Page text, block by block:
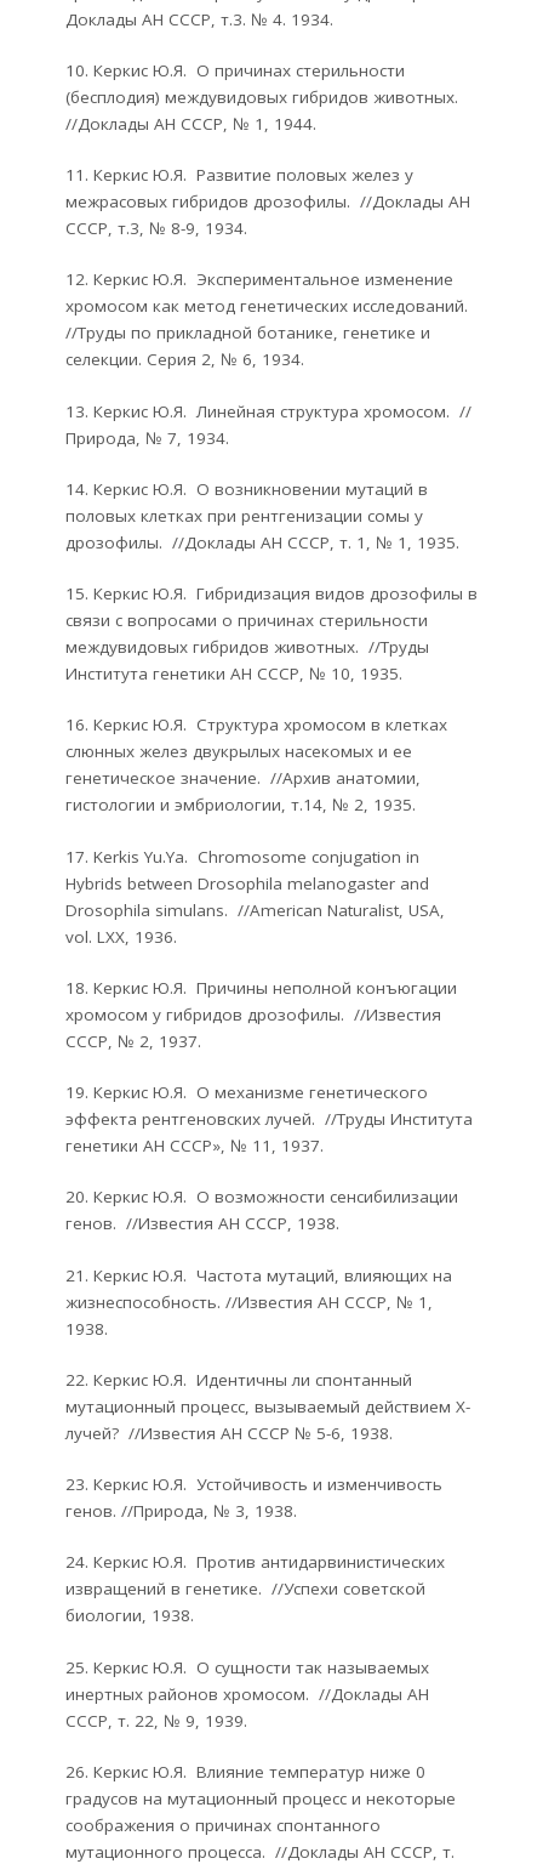
Доклады АН СССР, т.3. № 4. 1934.
10. Керкис Ю.Я. О причинах стерильности
(бесплодия) междувидовых гибридов животных.
//Доклады АН СССР, № 1, 1944.
11. Керкис Ю.Я. Развитие половых желез у
межрасовых гибридов дрозофилы. //Доклады АН
СССР, т.3, № 8-9, 1934.
12. Керкис Ю.Я. Экспериментальное изменение
хромосом как метод генетических исследований.
//Труды по прикладной ботанике, генетике и
селекции. Серия 2, № 6, 1934.
13. Керкис Ю.Я. Линейная структура хромосом. //
Природа, № 7, 1934.
14. Керкис Ю.Я. О возникновении мутаций в
половых клетках при рентгенизации сомы у
дрозофилы. //Доклады АН СССР, т. 1, № 1, 1935.
15. Керкис Ю.Я. Гибридизация видов дрозофилы в
связи с вопросами о причинах стерильности
междувидовых гибридов животных. //Труды
Института генетики АН СССР, № 10, 1935.
16. Керкис Ю.Я. Cтруктура хромосом в клетках
слюнных желез двукрылых насекомых и ее
генетическое значение. //Архив анатомии,
гистологии и эмбриологии, т.14, № 2, 1935.
17. Kerkis Yu.Ya. Chromosome conjugation in
Hybrids between Drosophila melanogaster and
Drosophila simulans. //American Naturalist, USA,
vol. LXX, 1936.
18. Керкис Ю.Я. Причины неполной конъюгации
хромосом у гибридов дрозофилы. //Известия
СССР, № 2, 1937.
19. Керкис Ю.Я. О механизме генетического
эффекта рентгеновских лучей. //Труды Института
генетики АН СССР», № 11, 1937.
20. Керкис Ю.Я. О возможности сенсибилизации
генов. //Известия АН СССР, 1938.
21. Керкис Ю.Я. Частота мутаций, влияющих на
жизнеспособность. //Известия АН СССР, № 1,
1938.
22. Керкис Ю.Я. Идентичны ли спонтанный
мутационный процесс, вызываемый действием Х-
лучей? //Известия АН СССР № 5-6, 1938.
23. Керкис Ю.Я. Устойчивость и изменчивость
генов. //Природа, № 3, 1938.
24. Керкис Ю.Я. Против антидарвинистических
извращений в генетике. //Успехи советской
биологии, 1938.
25. Керкис Ю.Я. О сущности так называемых
инертных районов хромосом. //Доклады АН
СССР, т. 22, № 9, 1939.
26. Керкис Ю.Я. Влияние температур ниже 0
градусов на мутационный процесс и некоторые
соображения о причинах спонтанного
мутационного процесса. //Доклады АН СССР, т.